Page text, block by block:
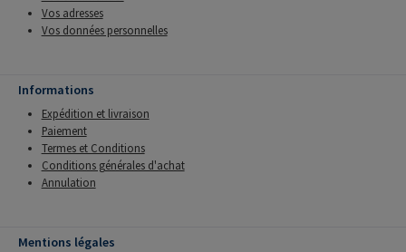
Vos adresses
Vos données personnelles
Informations
Expédition et livraison
Paiement
Termes et Conditions
Conditions générales d'achat
Annulation
Mentions légales